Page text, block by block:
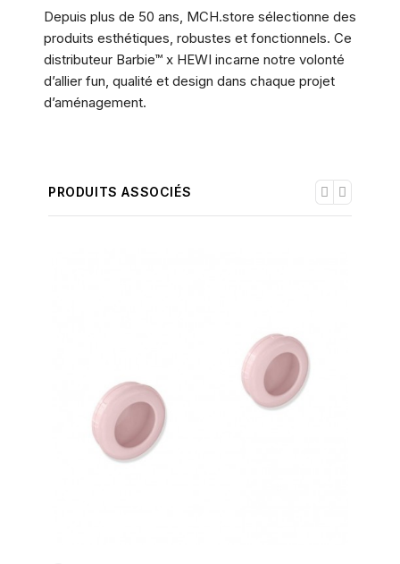
Depuis plus de 50 ans, MCH.store sélectionne des
produits esthétiques, robustes et fonctionnels. Ce
distributeur Barbie™ x HEWI incarne notre volonté
d’allier fun, qualité et design dans chaque projet
d’aménagement.
PRODUITS ASSOCIÉS